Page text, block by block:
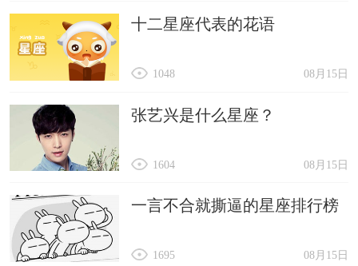
十二星座代表的花语
08月15日
1048
张艺兴是什么星座？
08月15日
1604
一言不合就撕逼的星座排行榜
08月15日
1695